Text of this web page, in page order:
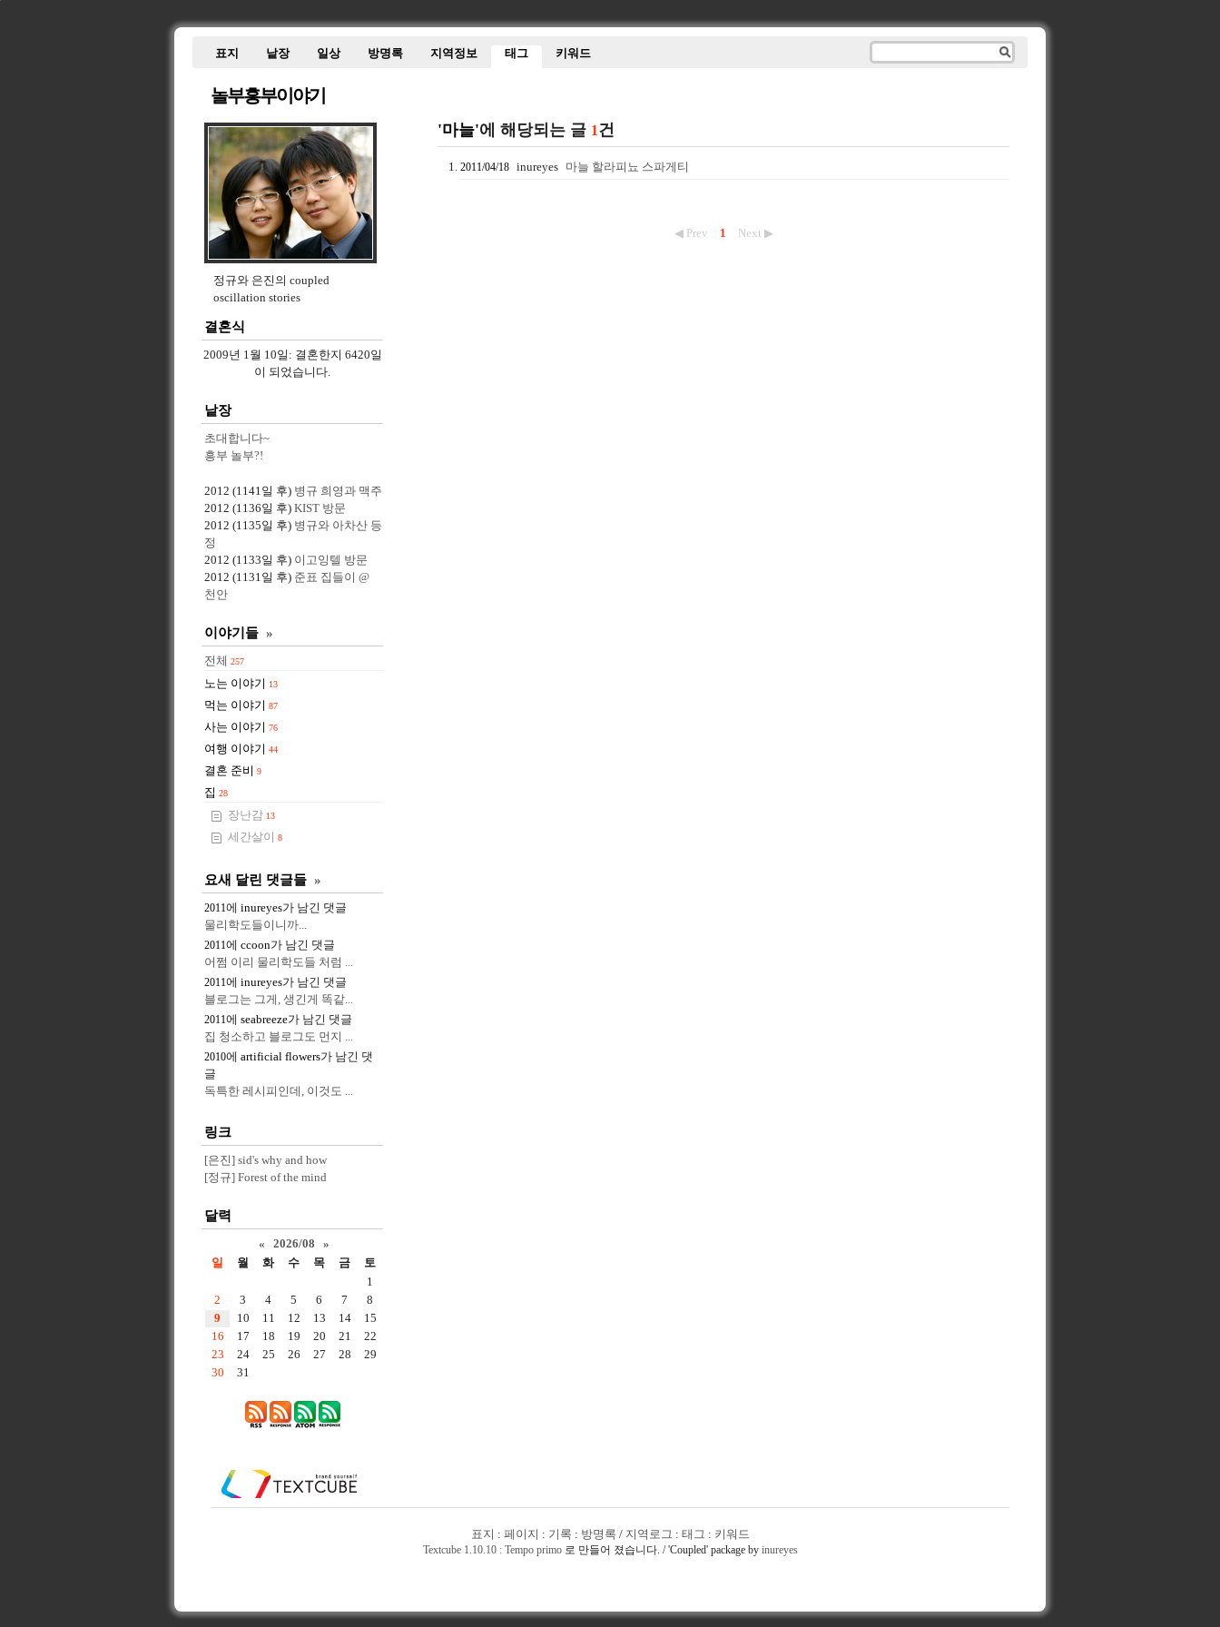
놀부흥부이야기
표지 낱장 일상 방명록 지역정보 태그 키워드
'마늘'에 해당되는 글 1건
2011/04/18 inureyes 마늘 할라피뇨 스파게티
◀ Prev 1 Next ▶
정규와 은진의 coupled
oscillation stories
결혼식
2009년 1월 10일: 결혼한지 6420일
이 되었습니다.
낱장
초대합니다~
흥부 놀부?!
2012 (1141일 후) 병규 희영과 맥주
2012 (1136일 후) KIST 방문
2012 (1135일 후) 병규와 아차산 등
정
2012 (1133일 후) 이고잉텔 방문
2012 (1131일 후) 준표 집들이 @
천안
이야기들 »
전체 257
노는 이야기 13
먹는 이야기 87
사는 이야기 76
여행 이야기 44
결혼 준비 9
집 28
장난감 13
세간살이 8
요새 달린 댓글들 »
2011 에 inureyes가 남긴 댓글
물리학도들이니까...
2011 에 ccoon가 남긴 댓글
어쩜 이리 물리학도들 처럼 ...
2011 에 inureyes가 남긴 댓글
블로그는 그게, 생긴게 똑같...
2011 에 seabreeze가 남긴 댓글
집 청소하고 블로그도 먼지 ...
2010에 artificial flowers가 남긴 댓
글
독특한 레시피인데, 이것도 ...
링크
[은진] sid's why and how
[정규] Forest of the mind
달력
« 2026/08
»
일
월 화 수 목 금
토
1
2
3 4 5 6 7
8
9
10 11 12 13 14
15
16
17 18 19 20 21
22
23
24 25 26 27 28
29
30
31
표지 : 페이지 : 기록 : 방명록 / 지역로그 : 태그 : 키워드
Textcube 1.10.10 : Tempo primo로 만들어 졌습니다. / 'Coupled' package by inureyes